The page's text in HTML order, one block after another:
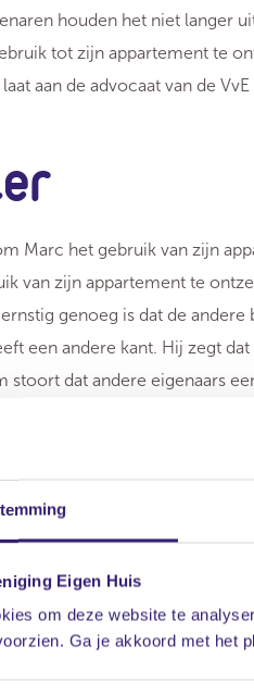
Eigen Huis
om deze website te
Ga je akkoord met het
houden het niet langer
tot zijn appartement te
aan de advocaat van de
Marc het gebruik van zijn
van zijn appartement te
genoeg is dat de
een andere kant. Hij zegt
stoort dat andere eigenaars
eruit.”
veroorzaakt. Er is zelfs
eigenaar zegt dat zijn
is gebleken dat de overlast
Marc komt nog met het